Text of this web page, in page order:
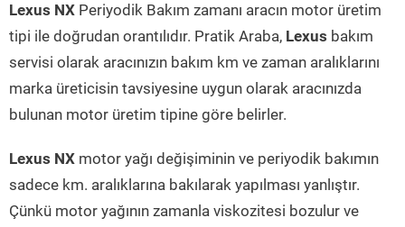
Lexus NX Periyodik Bakım zamanı aracın motor üretim
tipi ile doğrudan orantılıdır. Pratik Araba, Lexus bakım
servisi olarak aracınızın bakım km ve zaman aralıklarını
marka üreticisin tavsiyesine uygun olarak aracınızda
bulunan motor üretim tipine göre belirler.
Lexus NX motor yağı değişiminin ve periyodik bakımın
sadece km. aralıklarına bakılarak yapılması yanlıştır.
Çünkü motor yağının zamanla viskozitesi bozulur ve